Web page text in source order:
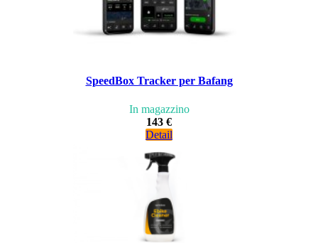
SpeedBox Tracker per Bafang
In magazzino
143 €
Detail